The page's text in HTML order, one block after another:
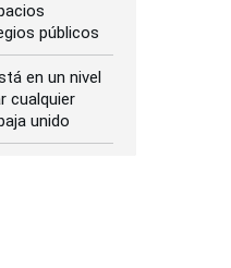
públicos
en un nivel
cualquier
unido